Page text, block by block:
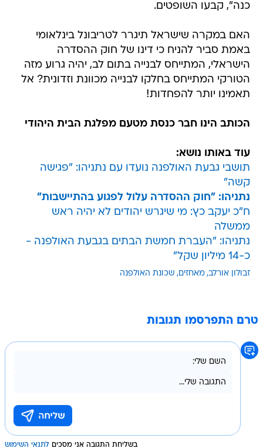
כנה", קבעו השופטים.
האם במקרה שישראל תיגרר לטריבונל בינלאומי
באמת סביר להניח כי דינו של חוק ההסדרה
הישראלי, המתייחס לבנייה בתום לב, יהיה גרוע מזה
הטורקי המתייחס בחלקו לבנייה מכוונת וזדונית? אל
תאמינו יותר להפחדות!
הכותב הינו חבר כנסת מטעם מפלגת הבית היהודי
עוד באותו נושא:
תושבי גבעת האולפנה נועדו עם נתניהו: "פגישה
קשה"
נתניהו: "חוק ההסדרה עלול לפגוע בהתיישבות"
ח"כ יעקב כץ: מי שיגרש יהודים לא יהיה ראש
ממשלה
נתניהו: "העברת חמשת הבתים בגבעת האולפנה -
כ-14 מיליון שקל"
זבולון אורלב מאחזים שכונת האולפנה
טרם התפרסמו תגובות
בשליחת התגובה אני מסכים לתנאי השימוש